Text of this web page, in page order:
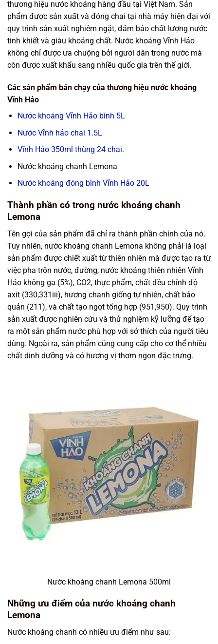
thương hiệu nước khoáng hàng đầu tại Việt Nam. Sản
phẩm được sản xuất và đóng chai tại nhà máy hiện đại với
quy trình sản xuất nghiêm ngặt, đảm bảo chất lượng nước
tinh khiết và giàu khoáng chất. Nước khoáng Vĩnh Hảo
không chỉ được ưa chuộng bởi người dân trong nước mà
còn được xuất khẩu sang nhiều quốc gia trên thế giới.
Các sản phẩm bán chạy của thương hiệu nước khoáng
Vĩnh Hảo
Nước khoáng Vĩnh Hảo bình 5L
Nước Vĩnh hảo chai 1.5L
Vĩnh Hảo 350ml thùng 24 chai.
Nước khoáng chanh Lemona
Nước khoáng đóng bình Vĩnh Hảo 20L
Thành phần có trong nước khoáng chanh
Lemona
Tên gọi của sản phẩm đã chỉ ra thành phần chính của nó.
Tuy nhiên, nước khoáng chanh Lemona không phải là loại
sản phẩm được chiết xuất từ thiên nhiên mà được tạo ra từ
việc pha trộn nước, đường, nước khoáng thiên nhiên Vĩnh
Hảo không ga (5%), CO2, thực phẩm, chất đều chỉnh độ
axit (330,331iii), hương chanh giống tự nhiên, chất bảo
quản (211), và chất tạo ngọt tổng hợp (951,950). Quy trình
sản xuất được nghiên cứu và thử nghiệm kỹ lưỡng để tạo
ra một sản phẩm nước phù hợp với sở thích của người tiêu
dùng. Ngoài ra, sản phẩm cũng cung cấp cho cơ thể nhiều
chất dinh dưỡng và có hương vị thơm ngon đặc trưng.
Nước khoáng chanh Lemona 500ml
Những ưu điểm của nước khoáng chanh
Lemona
Nước khoáng chanh có nhiều ưu điểm như sau: